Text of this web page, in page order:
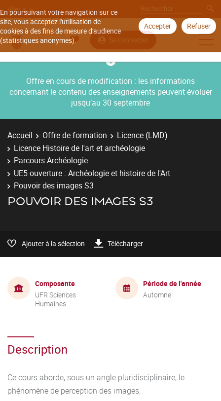
En poursuivant votre navigation sur ce
site, vous acceptez l'utilisation de
cookies à des fins de mesure d'audience
(statistiques anonymes).
Accepter Refuser
Aller à
Se connecter
Offre en cours de modification : les informations
concernant le contenu des enseignements peuvent évoluer
jusqu’au 30 septembre
Accueil Offre de formation
Licence (LMD)
Licence Histoire de l'art et archéologie
Parcours Archéologie
UE5 ouverture : Archéologie et histoire de l'Art
Pouvoir des images S3
POUVOIR DES IMAGES S3
Ajouter à la sélection Télécharger
Composante
UFR Sciences
Humaines
Période de l'année
Automne
Description
Ce cours aborde, sous un angle pluridisciplinaire, le
phénomène de perception des images.